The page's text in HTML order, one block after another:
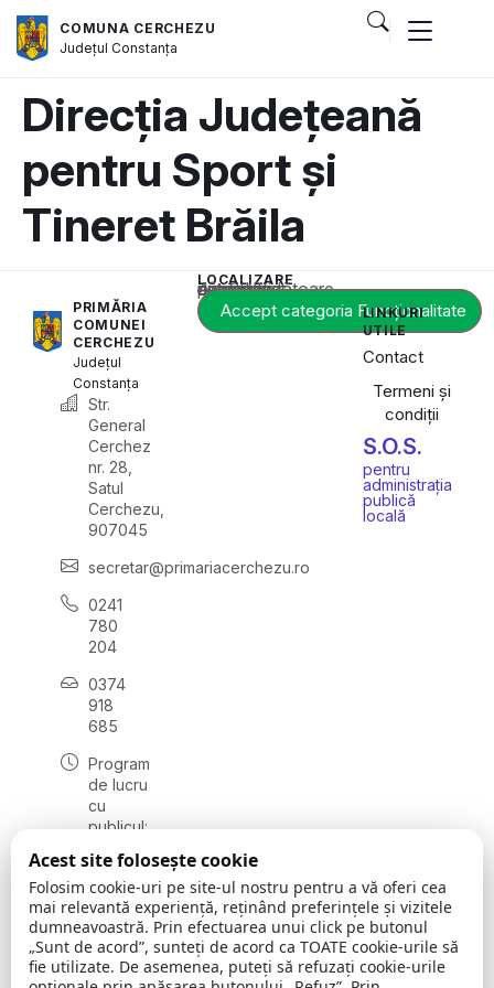
COMUNA CERCHEZU
JudețulConstanța
Direcția Județeană
pentru Sport și
Tineret Brăila
PRIMĂRIA
COMUNEI
CERCHEZU
Județul
Constanța
Str.
General
Cerchez
nr. 28,
Satul
Cerchezu,
907045
secretar@primariacerchezu.ro
0241
780
204
0374
918
685
Program
de lucru
cu
publicul:
08:00 -
16:30
, vineri:
08:00 -
14:00
LOCALIZARE
Acest conținut este blocat până când acceptați categoria corespunzătoare de cookie-uri.
Accept categoria Funcționalitate
LINKURI
UTILE
Contact
Termeni și
condiții
S.O.S.
pentru
administrația
publică
locală
Acest site folosește cookie
Folosim cookie-uri pe site-ul nostru pentru a vă oferi cea
mai relevantă experiență, reținând preferințele și vizitele
dumneavoastră. Prin efectuarea unui click pe butonul
„Sunt de acord”, sunteți de acord ca TOATE cookie-urile să
fie utilizate. De asemenea, puteți să refuzați cookie-urile